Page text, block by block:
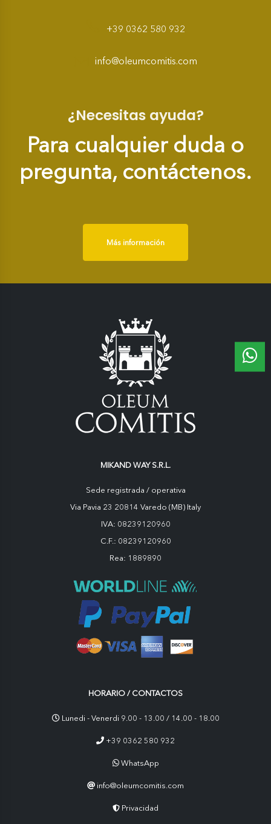
+39 0362 580 932
info@oleumcomitis.com
¿Necesitas ayuda?
Para cualquier duda o
pregunta, contáctenos.
Más información
MIKAND WAY S.R.L.
Sede registrada / operativa
Via Pavia 23 20814 Varedo (MB) Italy
IVA: 08239120960
C.F.: 08239120960
Rea: 1889890
HORARIO / CONTACTOS
Lunedi - Venerdi 9.00 - 13.00 / 14.00 - 18.00
+39 0362 580 932
WhatsApp
info@oleumcomitis.com
Privacidad